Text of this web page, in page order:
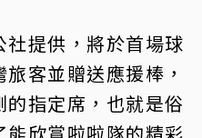
提供，將於首場球
客並贈送應援棒，
指定席，也就是俗
欣賞啦啦隊的精彩